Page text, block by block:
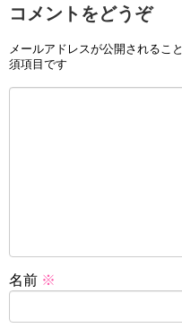
コメントをどうぞ
メールアドレスが公開されるこ
須項目です
名前 ※